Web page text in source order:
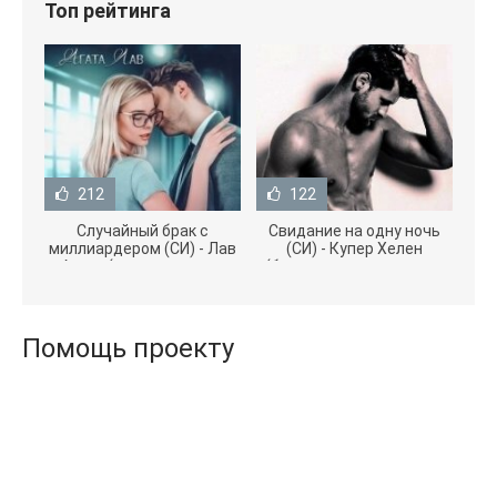
Топ рейтинга
212
Случайный брак с
миллиардером (СИ) - Лав
Агата (полная версия
122
Свидание на одну ночь
(СИ) - Купер Хелен
(бесплатные серии книг
Помощь проекту